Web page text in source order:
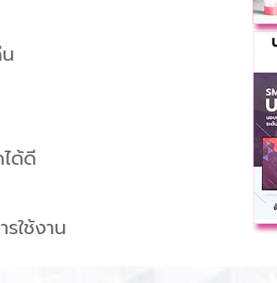
ด้ดี
ใช้งาน